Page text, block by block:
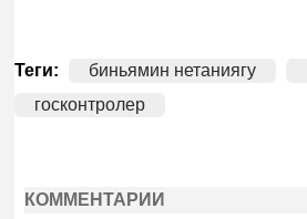
Теги: биньямин нетаниягу
госконтролер
КОММЕНТАРИИ